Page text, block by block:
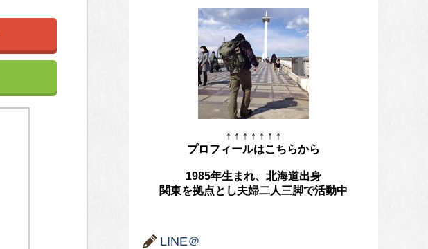
↑ ↑ ↑ ↑ ↑ ↑ ↑
プロフィールはこちらから
1985年生まれ、北海道出身
関東を拠点とし夫婦二人三脚で活動中
LINE＠